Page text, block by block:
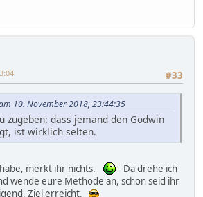
#33
10. November 2018, 23:44:35
zugeben: dass jemand den Godwin
ist wirklich selten.
merkt ihr nichts.
Da drehe ich
wende eure Methode an, schon seid ihr
Ziel erreicht.